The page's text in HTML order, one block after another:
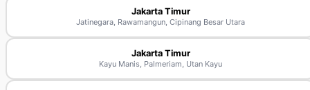
Jakarta Timur
Jatinegara, Rawamangun, Cipinang Besar Utara
Jakarta Timur
Kayu Manis, Palmeriam, Utan Kayu